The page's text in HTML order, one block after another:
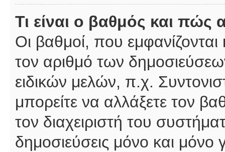
Τι είναι ο βαθμός και
Οι βαθμοί, που
τον αριθμό των
ειδικών μελών, π.χ.
μπορείτε να αλλάξετε τον
τον διαχειριστή του
δημοσιεύσεις μόνο και